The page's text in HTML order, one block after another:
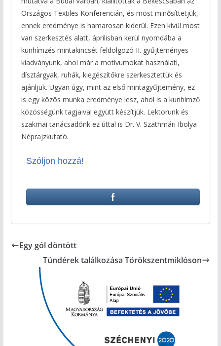
Országos Textiles Konferencián, és most minősíttetjük,
ennek eredménye is hamarosan kiderül. Ezen kívül most
van szerkesztés alatt, áprilisban kerül nyomdába a
kunhímzés mintakincsét feldolgozó II. gyűjteményes
kiadványunk, ahol már a motívumokat használati,
dísztárgyak, ruhák, kiegészítőkre szerkesztettük és
ajánljuk. Ugyan úgy, mint az első mintagyűjtemény, ez
is egy közös munka eredménye lesz, ahol is a kunhímző
közösségünk tagjaival együtt készítjük. Lektorunk és
szakmai tanácsadónk ez úttal is Dr. V. Szathmári Ibolya
Néprajzkutató.
Szóljon hozzá!
Egy gól döntött
Tündérek találkozása Törökszentmiklóson